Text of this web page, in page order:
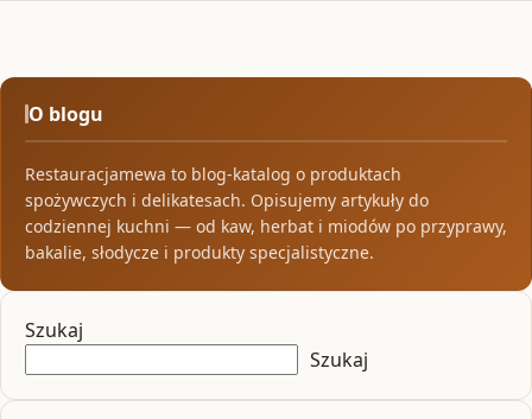
O blogu
Restauracjamewa to blog-katalog o produktach
spożywczych i delikatesach. Opisujemy artykuły do
codziennej kuchni — od kaw, herbat i miodów po przyprawy,
bakalie, słodycze i produkty specjalistyczne.
Szukaj
Szukaj